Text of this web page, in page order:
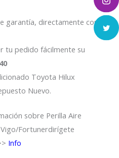
garantía, directamente con
tu pedido fácilmente su
Toyota Hilux
Nuevo.
sobre Perilla Aire
Fortunerdirígete
Info